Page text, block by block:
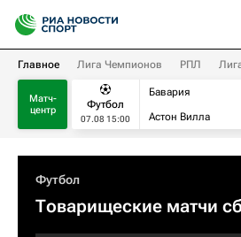
Главное Лига Чемпионов РПЛ
Матч-
центр
Футбол
07.08 15:00
Бавария
Астон Вилла
Футбол
Товарищеские матчи